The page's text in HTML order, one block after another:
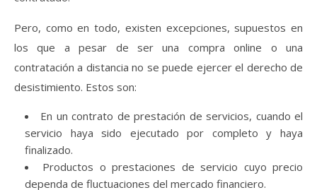
Pero, como en todo, existen excepciones, supuestos en
los que a pesar de ser una compra online o una
contratación a distancia no se puede ejercer el derecho de
desistimiento. Estos son:
En un contrato de prestación de servicios, cuando el
servicio haya sido ejecutado por completo y haya
finalizado.
Productos o prestaciones de servicio cuyo precio
dependa de fluctuaciones del mercado financiero.